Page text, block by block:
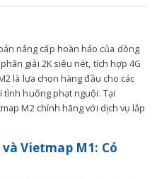
nâng cấp hoàn hảo của dòng
giải 2K siêu nét, tích hợp 4G
là lựa chọn hàng đầu cho các
tình huống phạt nguội. Tại
M2 chính hãng với dịch vụ lắp
Vietmap M1: Có